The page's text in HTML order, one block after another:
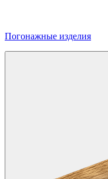
Погонажные изделия